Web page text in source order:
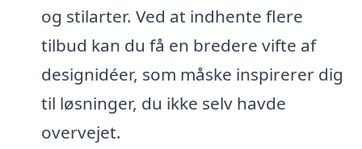
og stilarter. Ved at indhente flere
tilbud kan du få en bredere vifte af
designidéer, som måske inspirerer dig
til løsninger, du ikke selv havde
overvejet.